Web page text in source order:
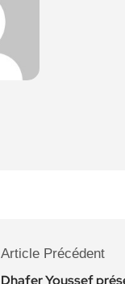
Article Précédent
Dhafer Youssef